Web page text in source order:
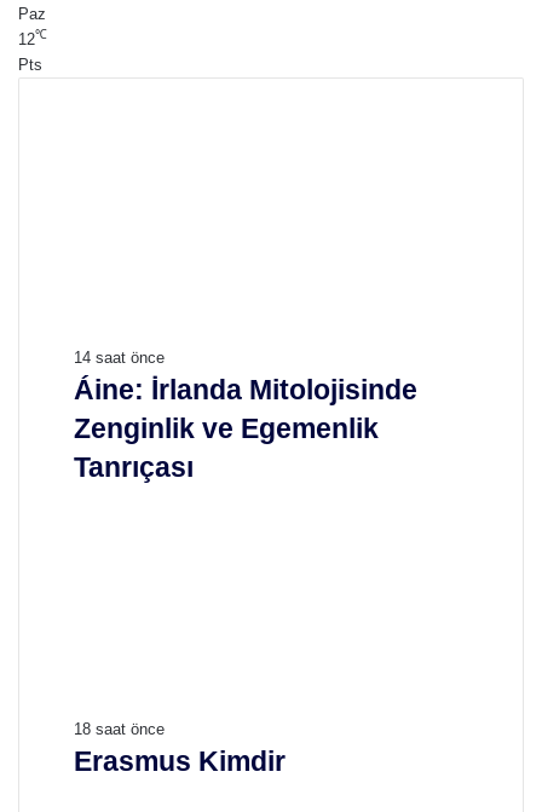
Paz
12℃
Pts
Á
e
:
o
14 saat önce
Áine: İrlanda Mitolojisinde
Zenginlik ve Egemenlik
Tanrıçası
E
r
18 saat önce
Erasmus Kimdir